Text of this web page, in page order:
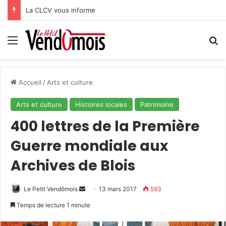
La CLCV vous informe
Menu
Accueil / Arts et culture
Arts et culture Histoires locales Patrimoine
400 lettres de la Première
Guerre mondiale aux
Archives de Blois
Le Petit Vendômois 13 mars 2017 593
Temps de lecture 1 minute